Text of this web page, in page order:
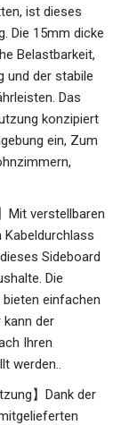
ist dieses
Die 15mm dicke
Belastbarkeit,
und der stabile
Das
konzipiert
ein, Zum
Mit verstellbaren
Sideboard
Die
bieten einfachen
kann der
Ihren
werden..
】Dank der